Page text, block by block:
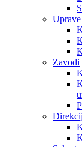
Uprave
Zavodi